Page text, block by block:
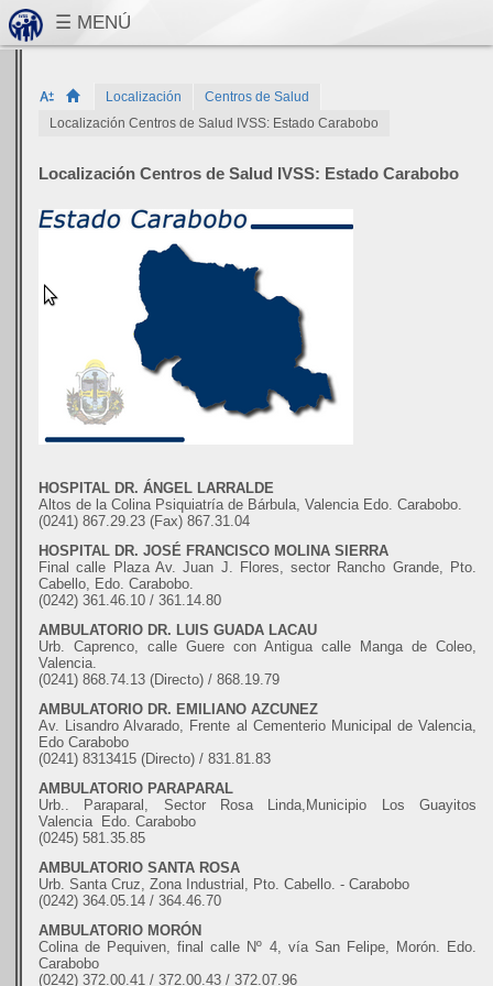
Localización
Centros de Salud
Localización Centros de Salud IVSS: Estado Carabobo
Localización Centros de Salud IVSS: Estado Carabobo
HOSPITAL DR. ÁNGEL LARRALDE
Altos de la Colina Psiquiatría de Bárbula, Valencia Edo. Carabobo.
(0241) 867.29.23 (Fax) 867.31.04
HOSPITAL DR. JOSÉ FRANCISCO MOLINA SIERRA
Final calle Plaza Av. Juan J. Flores, sector Rancho Grande, Pto.
Cabello, Edo. Carabobo.
(0242) 361.46.10 / 361.14.80
AMBULATORIO DR. LUIS GUADA LACAU
Urb. Caprenco, calle Guere con Antigua calle Manga de Coleo,
Valencia.
(0241) 868.74.13 (Directo) / 868.19.79
AMBULATORIO DR. EMILIANO AZCUNEZ
Av. Lisandro Alvarado, Frente al Cementerio Municipal de Valencia,
Edo Carabobo
(0241) 8313415 (Directo) / 831.81.83
AMBULATORIO PARAPARAL
Urb.. Paraparal, Sector Rosa Linda,Municipio Los Guayitos
Valencia Edo. Carabobo
(0245) 581.35.85
AMBULATORIO SANTA ROSA
Urb. Santa Cruz, Zona Industrial, Pto. Cabello. - Carabobo
(0242) 364.05.14 / 364.46.70
AMBULATORIO MORÓN
Colina de Pequiven, final calle Nº 4, vía San Felipe, Morón. Edo.
Carabobo
(0242) 372.00.41 / 372.00.43 / 372.07.96